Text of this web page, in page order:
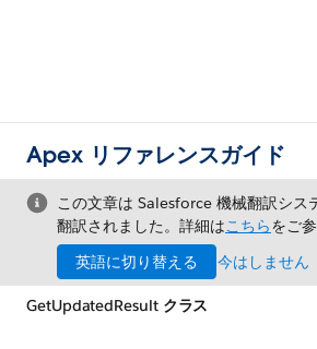
Apex リファレンスガイド
この文章は Salesforce 機械翻訳シス
翻訳されました。詳細はこちらをご
英語に切り替える
今はしません
GetUpdatedResult クラス